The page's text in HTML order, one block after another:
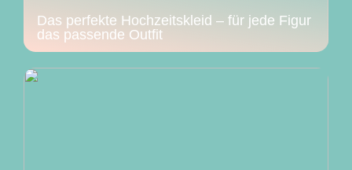
Das perfekte Hochzeitskleid – für jede Figur
das passende Outfit